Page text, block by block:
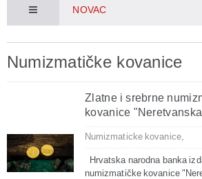
NOVAC
Numizmatičke kovanice
Zlatne i srebrne
kovanice
Numizmaticke kovanice,
Hrvatska narodna banka
numizmatičke kovanice